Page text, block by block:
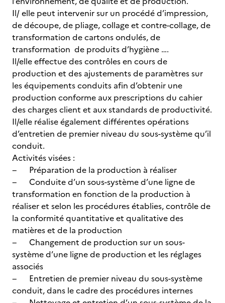
Il/ elle peut intervenir sur un procédé d’impression,
de découpe, de pliage, collage et contre-collage, de
transformation de cartons ondulés, de
transformation de produits d’hygiène ….
Il/elle effectue des contrôles en cours de
production et des ajustements de paramètres sur
les équipements conduits afin d’obtenir une
production conforme aux prescriptions du cahier
des charges client et aux standards de productivité.
Il/elle réalise également différentes opérations
d’entretien de premier niveau du sous-système qu’il
conduit.
Activités visées :
− Préparation de la production à réaliser
− Conduite d’un sous-système d’une ligne de
transformation en fonction de la production à
réaliser et selon les procédures établies, contrôle de
la conformité quantitative et qualitative des
matières et de la production
− Changement de production sur un sous-
système d’une ligne de production et les réglages
associés
− Entretien de premier niveau du sous-système
conduit, dans le cadre des procédures internes